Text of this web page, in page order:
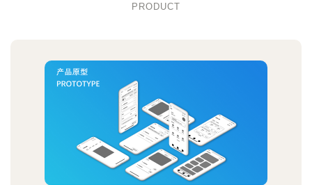
PRODUCT